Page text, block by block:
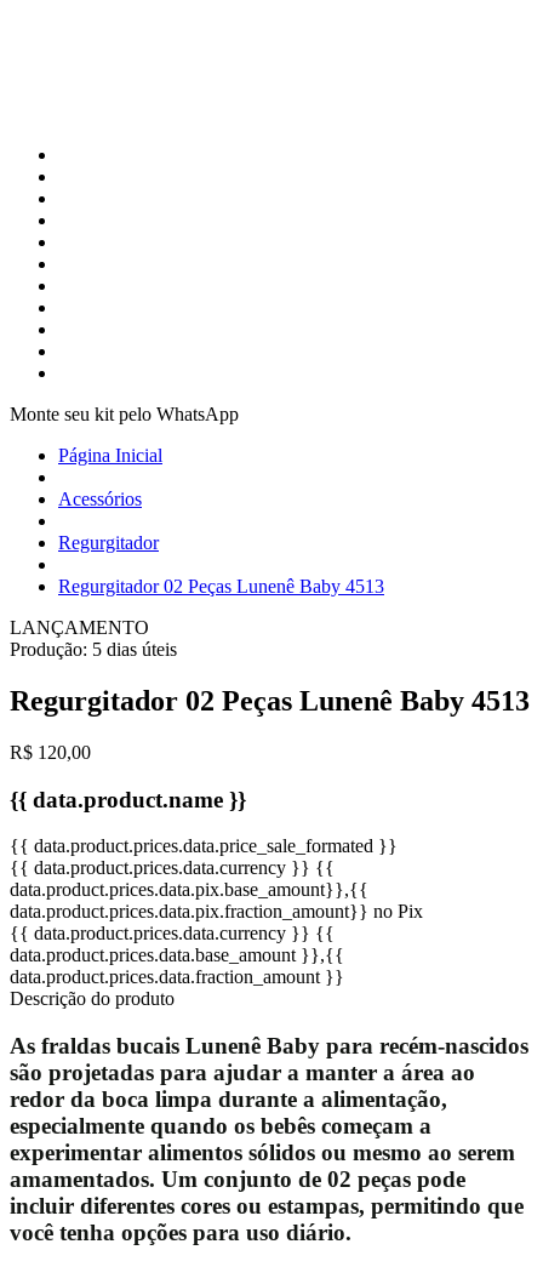
Monte seu kit pelo WhatsApp
Página Inicial
Acessórios
Regurgitador
Regurgitador 02 Peças Lunenê Baby 4513
LANÇAMENTO
Produção: 5 dias úteis
Regurgitador 02 Peças Lunenê Baby 4513
R$ 120,00
{{ data.product.name }}
{{ data.product.prices.data.price_sale_formated }}
{{ data.product.prices.data.currency }} {{
data.product.prices.data.pix.base_amount}},{{
data.product.prices.data.pix.fraction_amount}} no Pix
{{ data.product.prices.data.currency }} {{
data.product.prices.data.base_amount }},{{
data.product.prices.data.fraction_amount }}
Descrição do produto
As fraldas bucais Lunenê Baby para recém-nascidos
são projetadas para ajudar a manter a área ao
redor da boca limpa durante a alimentação,
especialmente quando os bebês começam a
experimentar alimentos sólidos ou mesmo ao serem
amamentados. Um conjunto de 02 peças pode
incluir diferentes cores ou estampas, permitindo que
você tenha opções para uso diário.